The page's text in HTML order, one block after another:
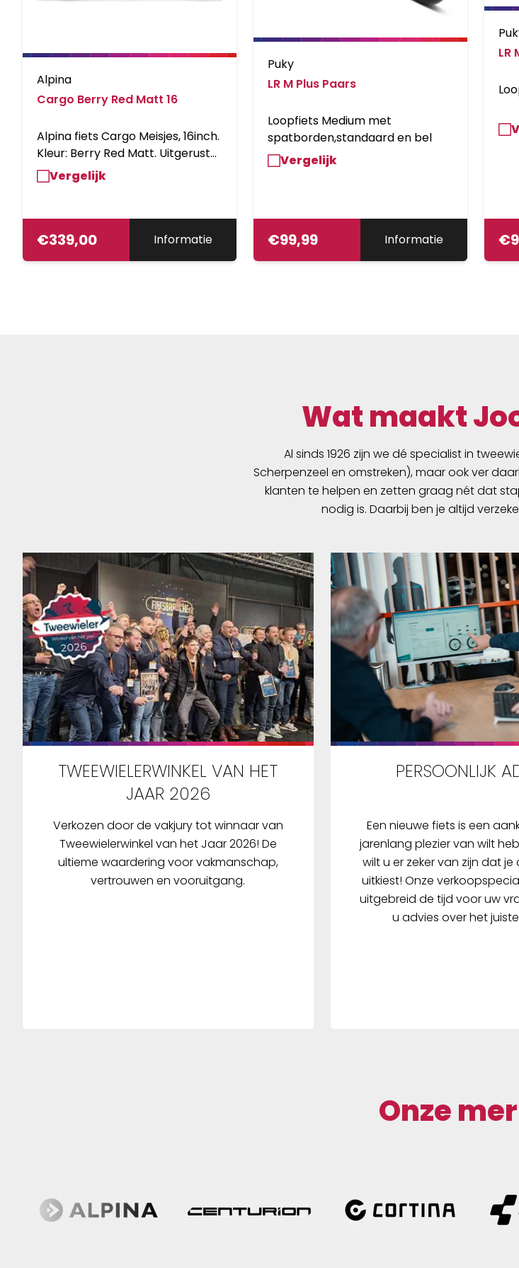
Alpina
Cargo Berry Red Matt 16
Alpina fiets Cargo Meisjes, 16inch.
Kleur: Berry Red Matt. Uitgerust
met een V-Brake voor en een
remnaaf achter, inclusief
Kleurnummer: YS 9037-1 Matt.
Vergelijk
€339,00 Informatie
Puky
LR M Plus Paars
Loopfiets Medium met
spatborden,standaard en bel
Vergelijk
€99,99 Informatie
LR
€
Wat maakt
Al sinds 1926 zijn we dé specialist in
Scherpenzeel en omstreken), maar ook ver
klanten te helpen en zetten graag nét dat
nodig is. Daarbij ben je altijd
TWEEWIELERWINKEL VAN HET
JAAR 2026
Verkozen door de vakjury tot winnaar van
Tweewielerwinkel van het Jaar 2026! De
ultieme waardering voor vakmanschap,
vertrouwen en vooruitgang.
PERSOONLIJK
Een nieuwe fiets is een
jarenlang plezier van wilt
wilt u er zeker van zijn dat je
uitkiest! Onze
uitgebreid de tijd voor uw
u advies over het
Onze